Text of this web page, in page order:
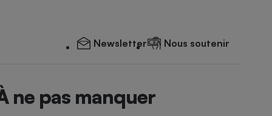
Newsletter Nous soutenir
ne pas manquer